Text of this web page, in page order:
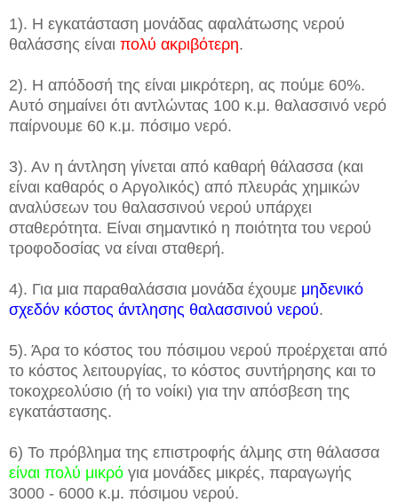
1). Η εγκατάσταση μονάδας αφαλάτωσης νερού
θαλάσσης είναι πολύ ακριβότερη.
2). Η απόδοσή της είναι μικρότερη, ας πούμε 60%.
Αυτό σημαίνει ότι αντλώντας 100 κ.μ. θαλασσινό νερό
παίρνουμε 60 κ.μ. πόσιμο νερό.
3). Αν η άντληση γίνεται από καθαρή θάλασσα (και
είναι καθαρός ο Αργολικός) από πλευράς χημικών
αναλύσεων του θαλασσινού νερού υπάρχει
σταθερότητα. Είναι σημαντικό η ποιότητα του νερού
τροφοδοσίας να είναι σταθερή.
4). Για μια παραθαλάσσια μονάδα έχουμε μηδενικό
σχεδόν κόστος άντλησης θαλασσινού νερού.
5). Άρα το κόστος του πόσιμου νερού προέρχεται από
το κόστος λειτουργίας, το κόστος συντήρησης και το
τοκοχρεολύσιο (ή το νοίκι) για την απόσβεση της
εγκατάστασης.
6) Το πρόβλημα της επιστροφής άλμης στη θάλασσα
είναι πολύ μικρό για μονάδες μικρές, παραγωγής
3000 - 6000 κ.μ. πόσιμου νερού.